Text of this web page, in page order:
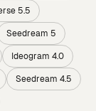
5.5
Seedream 5
Ideogram 4.0
Seedream 4.5